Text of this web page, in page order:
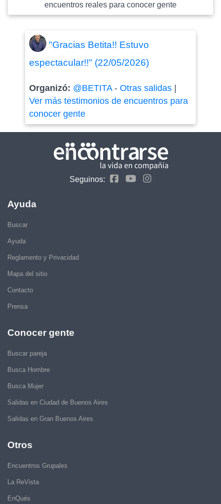
encuentros reales para conocer gente
"Gracias Betita!! Estuvo
espectacular!!" (22/05/2026)
Organizó: @BETITA- Otras salidas|
Ver más testimonios de encuentros para
conocer gente
Seguinos:
Ayuda
Buscar
Ayuda
Reglamento y Privacidad
Mapa del sitio
Contacto
Prensa
Conocer gente
Buscar pareja
Busca Hombre
Busca Mujer
Salidas en Ciudad de Buenos Aires
Salidas en Gran Buenos Aires
Otros
Encuentros Grupales
La ReVista
EnQués